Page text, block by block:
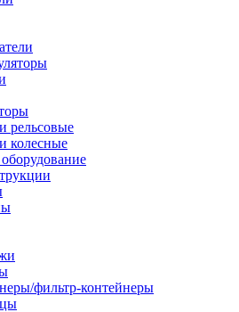
рельсовые
колесные
фильтр-контейнеры